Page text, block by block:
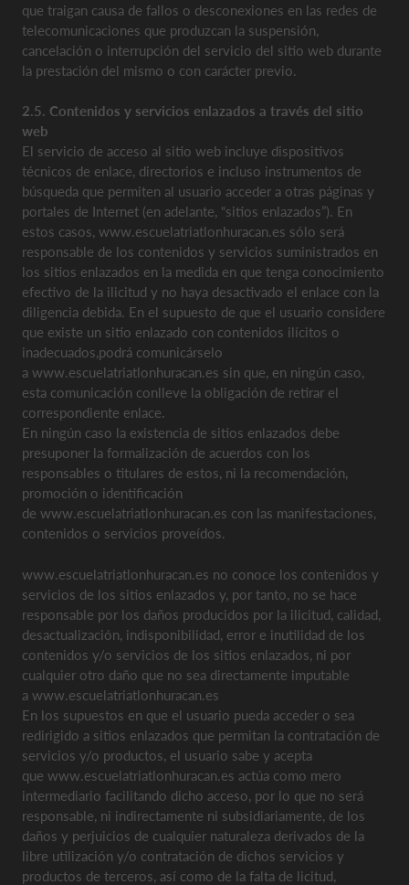
que traigan causa de fallos o desconexiones en las redes de
telecomunicaciones que produzcan la suspensión,
cancelación o interrupción del servicio del sitio web durante
la prestación del mismo o con carácter previo.
2.5. Contenidos y servicios enlazados a través del sitio
web
El servicio de acceso al sitio web incluye dispositivos
técnicos de enlace, directorios e incluso instrumentos de
búsqueda que permiten al usuario acceder a otras páginas y
portales de Internet (en adelante, “sitios enlazados”). En
estos casos, www.escuelatriatlonhuracan.es sólo será
responsable de los contenidos y servicios suministrados en
los sitios enlazados en la medida en que tenga conocimiento
efectivo de la ilicitud y no haya desactivado el enlace con la
diligencia debida. En el supuesto de que el usuario considere
que existe un sitio enlazado con contenidos ilícitos o
inadecuados,podrá comunicárselo
a www.escuelatriatlonhuracan.es sin que, en ningún caso,
esta comunicación conlleve la obligación de retirar el
correspondiente enlace.
En ningún caso la existencia de sitios enlazados debe
presuponer la formalización de acuerdos con los
responsables o titulares de estos, ni la recomendación,
promoción o identificación
de www.escuelatriatlonhuracan.es con las manifestaciones,
contenidos o servicios proveídos.
www.escuelatriatlonhuracan.es no conoce los contenidos y
servicios de los sitios enlazados y, por tanto, no se hace
responsable por los daños producidos por la ilicitud, calidad,
desactualización, indisponibilidad, error e inutilidad de los
contenidos y/o servicios de los sitios enlazados, ni por
cualquier otro daño que no sea directamente imputable
a www.escuelatriatlonhuracan.es
En los supuestos en que el usuario pueda acceder o sea
redirigido a sitios enlazados que permitan la contratación de
servicios y/o productos, el usuario sabe y acepta
que www.escuelatriatlonhuracan.es actúa como mero
intermediario facilitando dicho acceso, por lo que no será
responsable, ni indirectamente ni subsidiariamente, de los
daños y perjuicios de cualquier naturaleza derivados de la
libre utilización y/o contratación de dichos servicios y
productos de terceros, así como de la falta de licitud,